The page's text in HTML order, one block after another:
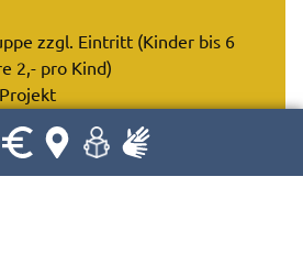
zzgl. Eintritt (Kinder bis 6
2,- pro Kind)
erforderlich. Diese erhält